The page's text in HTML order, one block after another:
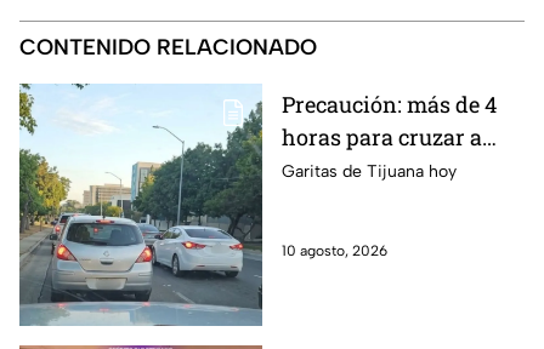
CONTENIDO RELACIONADO
Precaución: más de 4
horas para cruzar a
Estados Unidos por las
Garitas de Tijuana hoy
10 agosto, 2026